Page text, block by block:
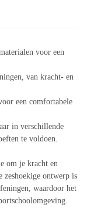
voor een
van kracht- en
een comfortabele
in verschillende
te voldoen.
om je kracht en
zeshoekige ontwerp is
waardoor het